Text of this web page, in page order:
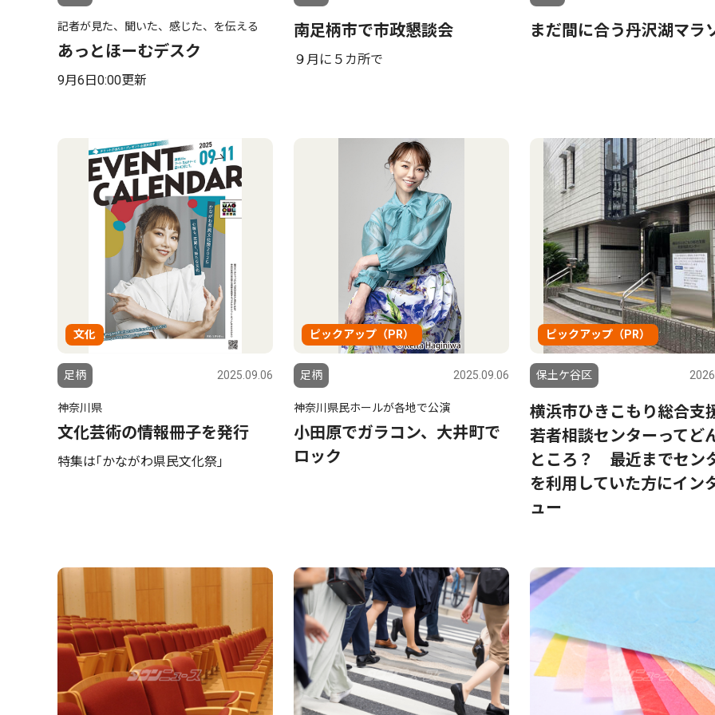
記者が見た、聞いた、感じた、を伝える
あっとほーむデスク
9月6日0:00更新
南足柄市で市政懇談会
９月に５カ所で
まだ間に合う丹沢湖マラ
文化
足柄 2025.09.06
神奈川県
文化芸術の情報冊子を発行
特集は｢かながわ県民文化祭｣
ピックアップ（PR）
足柄 2025.09.06
神奈川県民ホールが各地で公演
小田原でガラコン、大井町で
ロック
ピックアップ（PR）
保土ケ谷区
横浜市ひきこもり総合支
若者相談センターってど
ところ？ 最近までセン
を利用していた方にイン
ュー